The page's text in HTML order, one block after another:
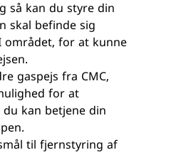
så kan du styre din
skal befinde sig
området, for at kunne
gaspejs fra CMC,
for at
kan betjene din
til fjernstyring af